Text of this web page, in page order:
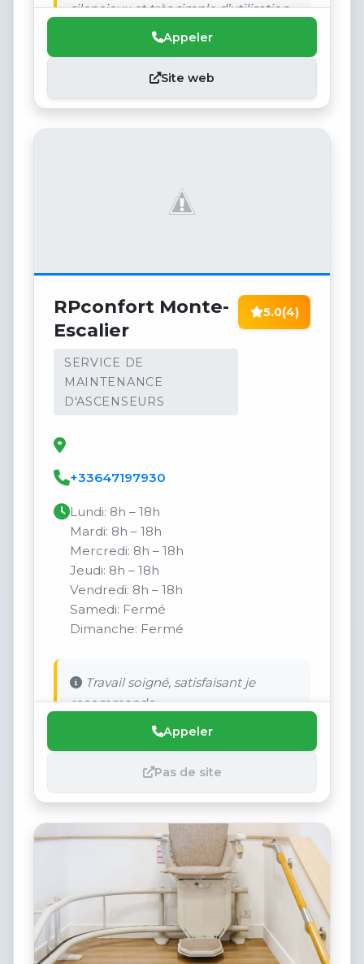
silencieux et très simple d’utilisation.
Appeler
Site web
RPconfort Monte-
Escalier
SERVICE DE
MAINTENANCE
D'ASCENSEURS
5.0(4)
+33647197930
Lundi: 8h – 18h
Mardi: 8h – 18h
Mercredi: 8h – 18h
Jeudi: 8h – 18h
Vendredi: 8h – 18h
Samedi: Fermé
Dimanche: Fermé
Travail soigné, satisfaisant je
recommande
Appeler
Pas de site